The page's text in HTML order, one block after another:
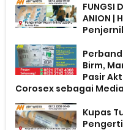
FUNGSI
ANION |
Birm,
Pasir
Corosex sebagai
Kupas